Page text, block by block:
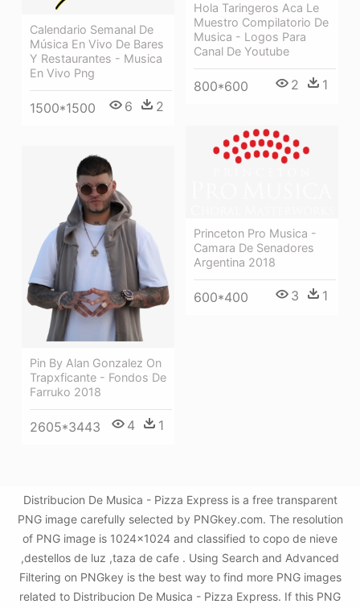
Hola Taringeros Aca Le
Muestro Compilatorio De
Musica - Logos Para
Canal De Youtube
800*600 2 1
Calendario Semanal De
Música En Vivo De Bares
Y Restaurantes - Musica
En Vivo Png
1500*1500 6 2
Princeton Pro Musica -
Camara De Senadores
Argentina 2018
600*400 3 1
Pin By Alan Gonzalez On
Trapxficante - Fondos De
Farruko 2018
2605*3443 4 1
Distribucion De Musica - Pizza Express is a free transparent
PNG image carefully selected by PNGkey.com. The resolution
of PNG image is 1024x1024 and classified to copo de nieve
,destellos de luz ,taza de cafe . Using Search and Advanced
Filtering on PNGkey is the best way to find more PNG images
related to Distribucion De Musica - Pizza Express. If this PNG